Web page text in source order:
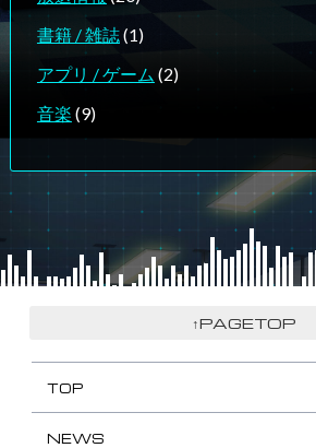
書籍 / 雑誌(1)
アプリ / ゲーム (2)
音楽 (9)
↑PAGETOP
TOP
NEWS